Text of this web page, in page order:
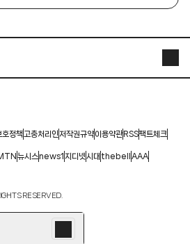
호정책 고충처리인저작권규약이용약관 RSS팩트체크
뉴시스news1 지디넷시대 thebell AAA
동, 청계한국빌딩)
RESERVED.